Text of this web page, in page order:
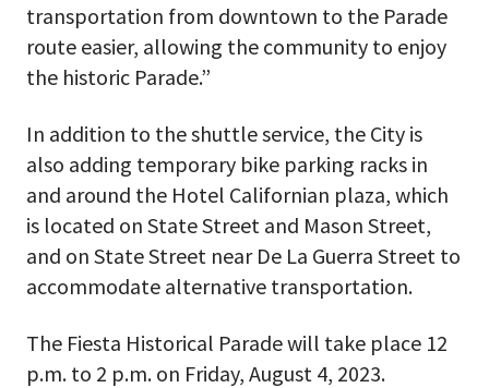
transportation from downtown to the Parade
route easier, allowing the community to enjoy
the historic Parade.”
In addition to the shuttle service, the City is
also adding temporary bike parking racks in
and around the Hotel Californian plaza, which
is located on State Street and Mason Street,
and on State Street near De La Guerra Street to
accommodate alternative transportation.
The Fiesta Historical Parade will take place 12
p.m. to 2 p.m. on Friday, August 4, 2023.